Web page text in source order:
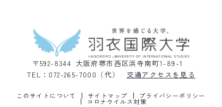
〒592-8344 大阪府堺市西区浜寺南町1-89-1
TEL：072-265-7000（代）
交通アクセスを見る
このサイトについて サイトマップ プライバシーポリシー
コロナウイルス対策